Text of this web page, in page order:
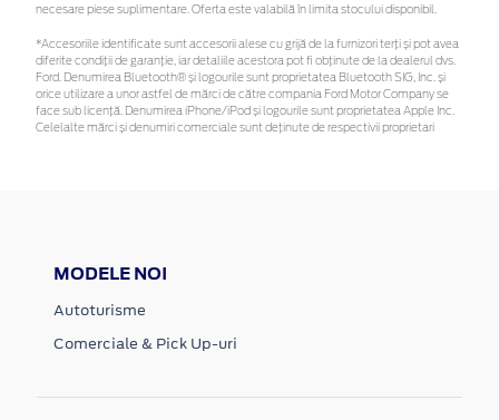
necesare piese suplimentare. Oferta este valabilă în limita stocului disponibil.
*Accesoriile identificate sunt accesorii alese cu grijă de la furnizori terți și pot avea
diferite condiții de garanție, iar detaliile acestora pot fi obținute de la dealerul dvs.
Ford. Denumirea Bluetooth® și logourile sunt proprietatea Bluetooth SIG, Inc. și
orice utilizare a unor astfel de mărci de către compania Ford Motor Company se
face sub licență. Denumirea iPhone/iPod și logourile sunt proprietatea Apple Inc.
Celelalte mărci și denumiri comerciale sunt deținute de respectivii proprietari
MODELE NOI
Autoturisme
Comerciale & Pick Up-uri